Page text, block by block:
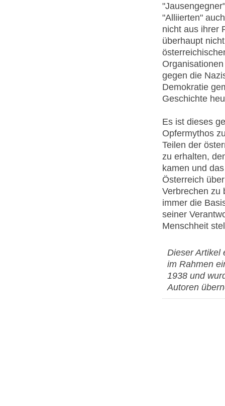
"Alliierten"
nicht aus ihrer
überhaupt
gegen die
Demokratie
Geschichte
Es ist dieses
Opfermythos
Teilen der
zu erhalten,
kamen und
Österreich
Verbrechen zu
immer die
seiner
Menschheit
Dieser Artikel
im Rahmen
1938 und
Autoren